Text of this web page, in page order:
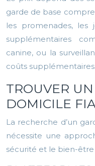
garde de base
les promenades, les
supplémentaires
canine, ou la
coûts supplémentaires.
TROUVER
DOMICILE
La recherche d’un
nécessite une
sécurité et le bien-